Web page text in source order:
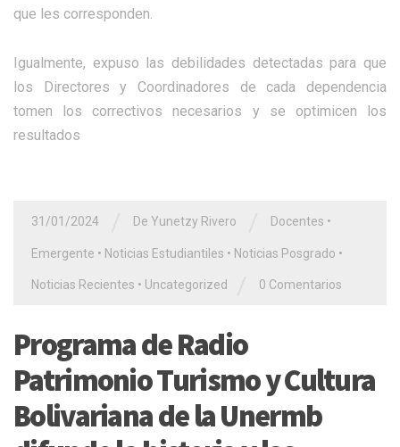
que les corresponden.
Igualmente, expuso las debilidades detectadas para que
los Directores y Coordinadores de cada dependencia
tomen los correctivos necesarios y se optimicen los
resultados
31/01/2024 De Yunetzy Rivero Docentes •
Emergente • Noticias Estudiantiles • Noticias Posgrado •
Noticias Recientes • Uncategorized 0 Comentarios
Programa de Radio
Patrimonio Turismo y Cultura
Bolivariana de la Unermb